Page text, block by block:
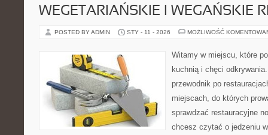
WEGETARIAŃSKIE I WEGAŃSKIE
POSTED BY ADMIN STY - 11 - 2026 MOŻLIWOŚĆ
Witamy w miejscu, które
kuchnią i chęci
przewodnik po
miejscach, do których
sprawdzać restauracyjne
chcesz czytać o jedzeniu